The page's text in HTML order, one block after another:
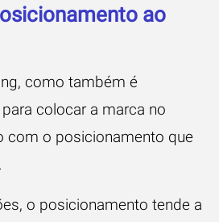
ao
como também é
colocar a marca no
com o posicionamento que
o posicionamento tende a